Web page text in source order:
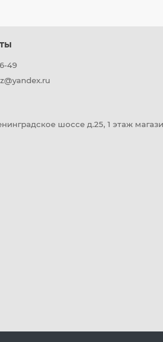
49
шоссе д.25, 1 этаж